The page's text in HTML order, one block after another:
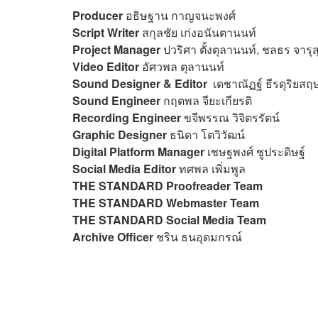
Producer อธิษฐาน กาญจนะพงศ์
Script Writer สกุลชัย เก่งอนันตานนท์
Project Managerปวริศา ตั้งตุลานนท์, ชลธร จารุ
Video Editor อัศวพล ตุลานนท์
Sound Designer & Editor เดชาณัฏฐ์ ธีรดุริยสฤ
Sound Engineer กฤตพล จียะเกียรติ
Recording Engineerขจีพรรณ วิจิตรรัตน์
Graphic Designer ธนิดา โตวิวัฒน์
Digital Platform Manager เชษฐพงศ์ ชูประดิษฐ์
Social Media Editorทศพล เพิ่มพูล
THE STANDARD Proofreader Team
THE STANDARD Webmaster Team
THE STANDARD Social Media Team
Archive Officer ชริน ธนอุดมกรณ์